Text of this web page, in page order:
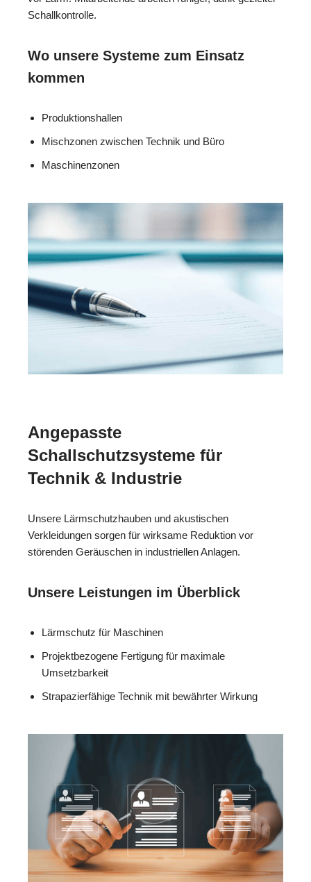
Schallkontrolle.
Wo unsere Systeme zum Einsatz
kommen
Produktionshallen
Mischzonen zwischen Technik und Büro
Maschinenzonen
Angepasste
Schallschutzsysteme für
Technik & Industrie
Unsere Lärmschutzhauben und akustischen
Verkleidungen sorgen für wirksame Reduktion vor
störenden Geräuschen in industriellen Anlagen.
Unsere Leistungen im Überblick
Lärmschutz für Maschinen
Projektbezogene Fertigung für maximale
Umsetzbarkeit
Strapazierfähige Technik mit bewährter Wirkung